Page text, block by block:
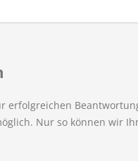
erfolgreichen
Nur so können wir